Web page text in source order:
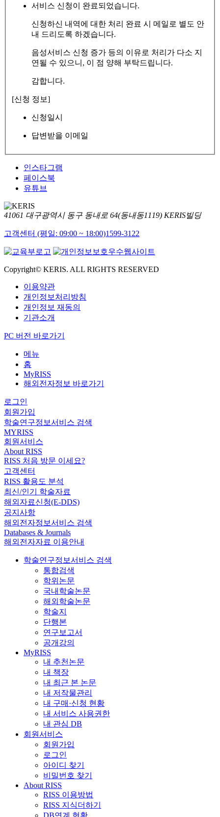
서비스 신청이 완료되었습니다.
신청하신 내역에 대한 처리 완료 시 메일로 별도 안
내 드리도록 하겠습니다.
음성서비스 신청 증가 등의 이유로 처리가 다소 지
연될 수 있으니, 이 점 양해 부탁드립니다.
감합니다.
[신청 정보]
신청일시
답변받을 이메일
인스타그램
페이스북
유튜브
41061 대구광역시 동구 동내로 64(동내동1119) KERIS빌딩
고객센터 (평일: 09:00 ~ 18:00)1599-3122
Copyright© KERIS. ALL RIGHTS RESERVED
이용약관
개인정보처리방침
개인정보 재동의
기관소개
PC 버전 바로가기
메뉴
홈
MyRISS
해외전자정보 바로가기
로그인
회원가입
학술연구정보서비스 검색
MYRISS
회원서비스
About RISS
RISS 처음 방문 이세요?
고객센터
RISS 활용도 분석
최신/인기 학술자료
해외자료신청(E-DDS)
공지사항
해외전자정보서비스 검색
Databases & Journals
해외전자자료 이용안내
학술연구정보서비스 검색
통합검색
학위논문
국내학술논문
해외학술논문
학술지
단행본
연구보고서
공개강의
MyRISS
내 추천논문
내 책장
내 최근 본 논문
내 저작물관리
내 구매·신청 현황
내 서비스 사용권한
내 관심 DB
회원서비스
회원가입
로그인
아이디 찾기
비밀번호 찾기
About RISS
RISS 이용방법
RISS 지식더하기
DB연계 현황